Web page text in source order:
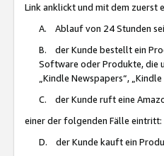
Link anklickt und mit dem zuerst
A. Ablauf von 24 Stunden
B. der Kunde bestellt ein
Software oder Produkte, die
„Kindle Newspapers“,
C. der Kunde ruft eine
einer der folgenden Fälle eintritt:
D. der Kunde kauft ein